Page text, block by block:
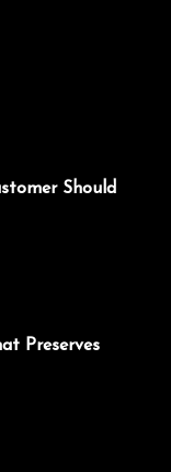
Should
Preserves